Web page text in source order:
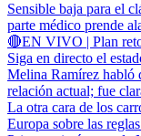
Sensible baja para el
parte médico prende
🔴EN VIVO | Plan
Siga en directo el
Melina Ramírez habló
relación actual; fue
La otra cara de los
Europa sobre las